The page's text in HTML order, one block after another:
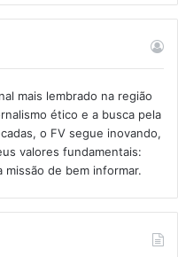
mais lembrado na região
ético e a busca pela
o FV segue inovando,
valores fundamentais:
de bem informar.​